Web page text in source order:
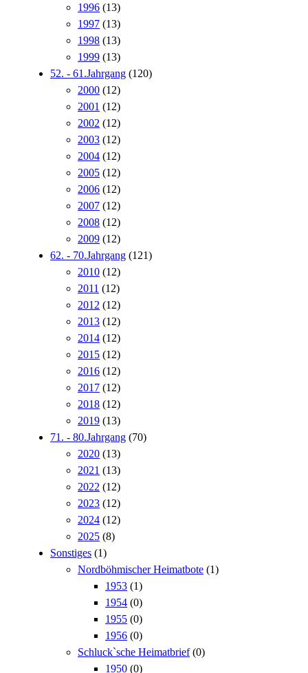
1996 (13)
1997 (13)
1998 (13)
1999 (13)
52. - 61.Jahrgang (120)
2000 (12)
2001 (12)
2002 (12)
2003 (12)
2004 (12)
2005 (12)
2006 (12)
2007 (12)
2008 (12)
2009 (12)
62. - 70.Jahrgang (121)
2010 (12)
2011 (12)
2012 (12)
2013 (12)
2014 (12)
2015 (12)
2016 (12)
2017 (12)
2018 (12)
2019 (13)
71. - 80.Jahrgang (70)
2020 (13)
2021 (13)
2022 (12)
2023 (12)
2024 (12)
2025 (8)
Sonstiges (1)
Nordböhmischer Heimatbote (1)
1953 (1)
1954 (0)
1955 (0)
1956 (0)
Schluck`sche Heimatbrief (0)
1950 (0)